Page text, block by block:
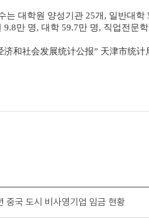
는 대학원 양성기관 25개, 일반대
만 명, 대학 59.7만 명, 직업전문
济和社会发展统计公报” 天津市统计
중국 도시 비사영기업 임금 현황